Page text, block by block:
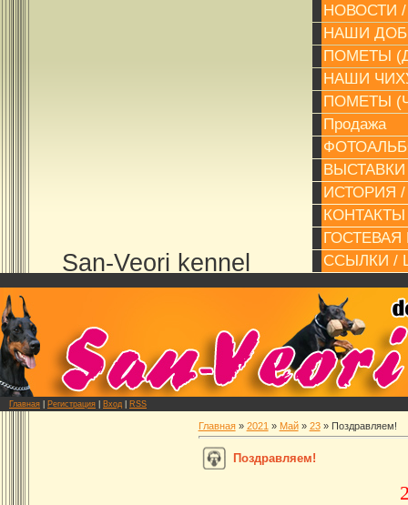
San-Veori kennel
НОВОСТИ /
НАШИ
ПОМЕТЫ
НАШИ
ПОМЕТЫ
Продажа
ВЫСТАВКИ
ИСТОРИЯ /
КОНТАКТЫ
ГОСТЕВАЯ
ССЫЛКИ /
Главная Регистрация Вход RSS
Главная» 2021 » Май » 23» Поздравляем!
Поздравляем!